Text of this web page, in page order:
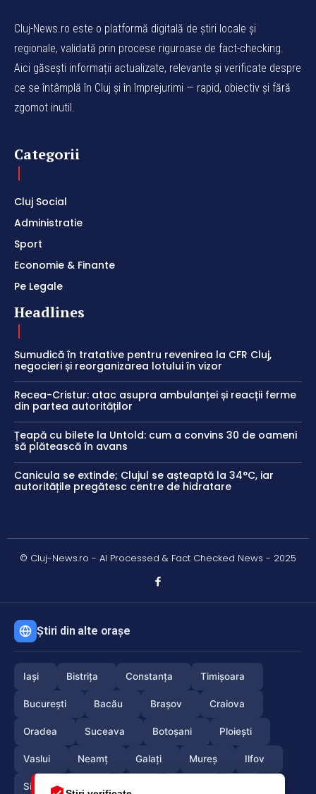
Cluj-News.ro este o platformă digitală de știri locale și
regionale, validată prin procese riguroase de fact-checking.
Aici găsești informații actualizate, relevante și verificate despre
ce se întâmplă în Cluj și în împrejurimi — rapid, obiectiv și fără
zgomot inutil.
Categorii
Cluj Social
Administratie
Sport
Economie & Finante
Pe Legale
Headlines
Sumudică în tratative pentru revenirea la CFR Cluj,
negocieri și reorganizarea lotului în vizor
Recea-Cristur: atac asupra ambulanței și reacții ferme
din partea autorităților
Țeapă cu bilete la Untold: cum a convins 30 de oameni
să plătească în avans
Canicula se extinde; Clujul se așteaptă la 34°C, iar
autoritățile pregătesc centre de hidratare
© Cluj-News.ro - AI Processed & Fact Checked News - 2025
Știri din alte orașe
Iași Bistrița Constanța Timișoara
București Bacău Brașov Craiova
Oradea Suceava Botoșani Ploiești
Vaslui Neamț Galați Mureș Ilfov
Sibiu